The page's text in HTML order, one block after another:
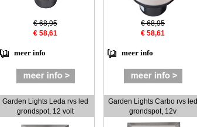
€ 68,95
€ 58,61
meer info
€ 68,95
€ 58,61
meer info
Garden Lights Leda rvs led
grondspot, 12 volt
Garden Lights Carbo rvs led
grondspot, 12v